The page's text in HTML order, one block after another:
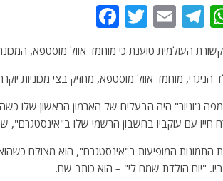
W
at
s
A
p
p
T
el
e
g
ra
m
E
ai
l
T
itt
er
c
e
b
o
o
העולמית טוענת כי מוחמד אוול מוסטפא,
הניגרי, מוחמד אוול מוסטפא, מחזיק בצי מכוניות
ג'וניור" היה הבעלים של הארמון הראשון שלו
חייו עם עוקביו בחשבון הרשמי שלו ב"אינסטגרם", שמונה יותר
"יום הולדת שמח לי" – הוא כותב שם.